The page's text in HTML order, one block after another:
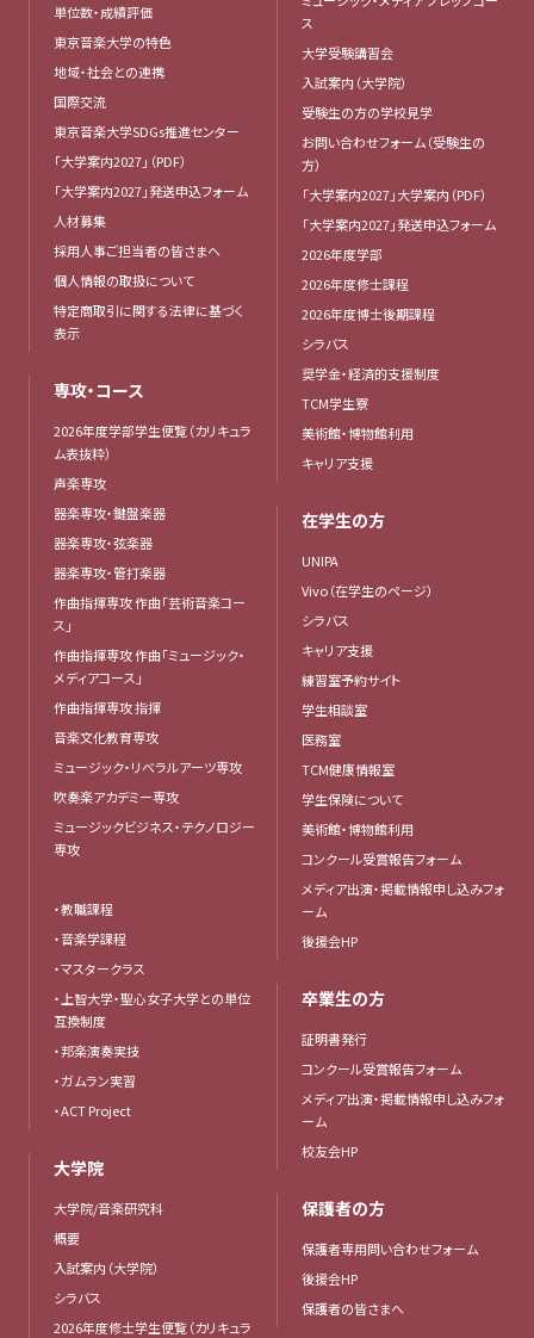
単位数・成績評価
東京音楽大学の特色
地域・社会との連携
国際交流
東京音楽大学SDGs推進センター
「大学案内2027」（PDF）
「大学案内2027」発送申込フォーム
人材募集
採用人事ご担当者の皆さまへ
個人情報の取扱について
特定商取引に関する法律に基づく
表示
専攻・コース
2026年度学部学生便覧（カリキュラ
ム表抜粋）
声楽専攻
器楽専攻・鍵盤楽器
器楽専攻・弦楽器
器楽専攻・管打楽器
作曲指揮専攻 作曲「芸術音楽コー
ス」
作曲指揮専攻 作曲「ミュージック・
メディアコース」
作曲指揮専攻 指揮
音楽文化教育専攻
ミュージック・リベラルアーツ専攻
吹奏楽アカデミー専攻
ミュージックビジネス・テクノロジー
専攻
・教職課程
・音楽学課程
・マスタークラス
・上智大学・聖心女子大学との単位
互換制度
・邦楽演奏実技
・ガムラン実習
・ACT Project
大学院
大学院/音楽研究科
概要
入試案内（大学院）
シラバス
2026年度修士学生便覧（カリキュラ
ス
大学受験講習会
入試案内（大学院）
受験生の方の学校見学
お問い合わせフォーム（受験生の
方）
「大学案内2027」大学案内（PDF）
「大学案内2027」発送申込フォーム
2026年度学部
2026年度修士課程
2026年度博士後期課程
シラバス
奨学金・経済的支援制度
TCM学生寮
美術館・博物館利用
キャリア支援
在学生の方
UNIPA
Vivo（在学生のページ）
シラバス
キャリア支援
練習室予約サイト
学生相談室
医務室
TCM健康情報室
学生保険について
美術館・博物館利用
コンクール受賞報告フォーム
メディア出演・掲載情報申し込みフォ
ーム
後援会HP
卒業生の方
証明書発行
コンクール受賞報告フォーム
メディア出演・掲載情報申し込みフォ
ーム
校友会HP
保護者の方
保護者専用問い合わせフォーム
後援会HP
保護者の皆さまへ